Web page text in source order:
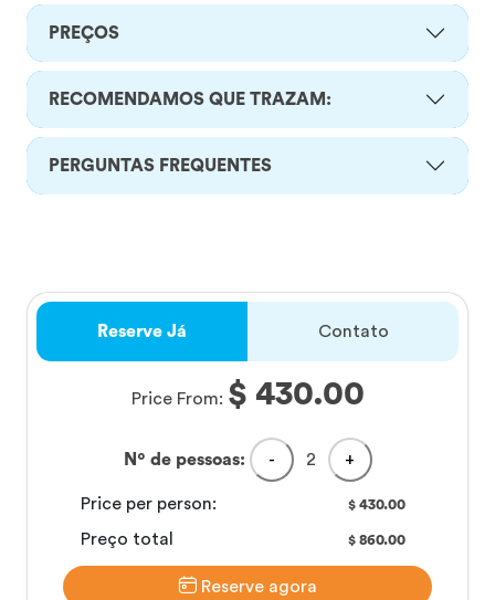
PREÇOS
RECOMENDAMOS QUE TRAZAM:
PERGUNTAS FREQUENTES
Reserve Já Contato
Price From: $ 430.00
Nº de pessoas: - 2 +
Price per person: $430.00
Preço total $860.00
Reserve agora